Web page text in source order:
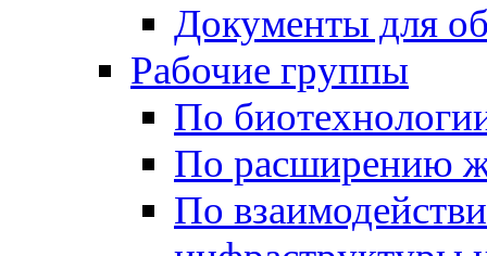
Документы для
Рабочие группы
По
По расширению
По